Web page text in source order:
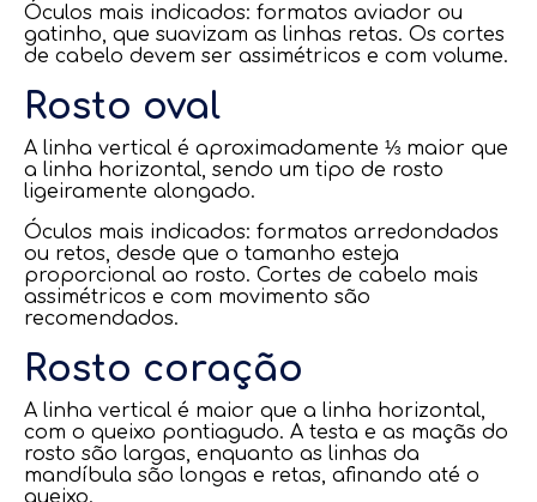
Óculos mais indicados: formatos aviador ou
gatinho, que suavizam as linhas retas. Os cortes
de cabelo devem ser assimétricos e com volume.
Rosto oval
A linha vertical é aproximadamente ⅓ maior que
a linha horizontal, sendo um tipo de rosto
ligeiramente alongado.
Óculos mais indicados: formatos arredondados
ou retos, desde que o tamanho esteja
proporcional ao rosto. Cortes de cabelo mais
assimétricos e com movimento são
recomendados.
Rosto coração
A linha vertical é maior que a linha horizontal,
com o queixo pontiagudo. A testa e as maçãs do
rosto são largas, enquanto as linhas da
mandíbula são longas e retas, afinando até o
queixo.